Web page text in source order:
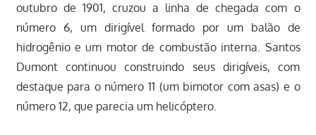
outubro de 1901, cruzou a linha de chegada com o
número 6, um dirigível formado por um balão de
hidrogênio e um motor de combustão interna. Santos
Dumont continuou construindo seus dirigíveis, com
destaque para o número 11 (um bimotor com asas) e o
número 12, que parecia um helicóptero.